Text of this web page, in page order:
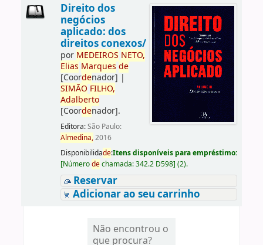
Direito dos
negócios
aplicado: dos
direitos conexos/
por MEDEIROS NETO,
Elias Marques de
[Coordenador] |
SIMÃO FILHO,
Adalberto
[Coordenador].
Editora:São Paulo:
Almedina,2016
Disponibilidade:Itens disponíveis para empréstimo:
[Númerodechamada:342.2 D598] (2).
Reservar
Adicionar ao seu carrinho
Não encontrou o
que procura?